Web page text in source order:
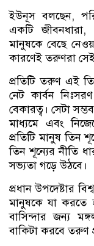
ইউনূস বলছেন,
একটি জীবনধারা,
মানুষকে বেছে
কারণেই তরুণরা
প্রতিটি তরুণ এই
নেট কার্বন
বেকারত্ব। সেটা
মাধ্যমে এবং
প্রতিটি মানুষ তিন
তিন শূন্যের নীতি
সভ্যতা গড়ে উঠবে।
প্রধান উপদেষ্টার
মানুষকে যা
বাসিন্দার জন্য
বাকিটা করবে তরুণ